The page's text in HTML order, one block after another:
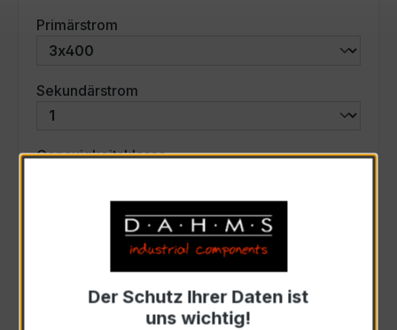
Primärstrom
Sekundärstrom
Genauigkeitsklasseauswählen
Scheinleistung (VA)auswählen
Auswahl zurücksetzen
Der Schutz Ihrer Daten ist
uns wichtig!